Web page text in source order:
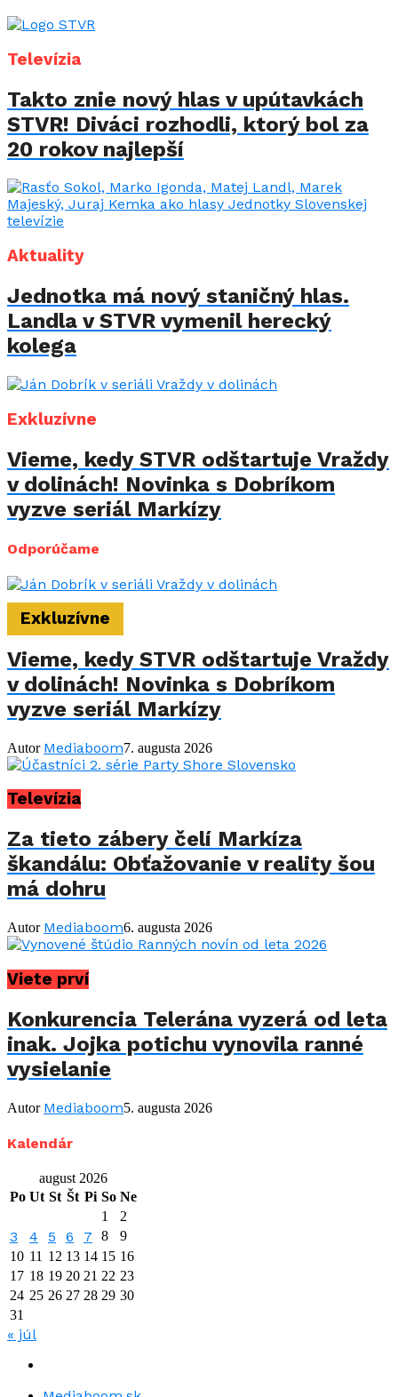
Televízia
Takto znie nový hlas v upútavkách
STVR! Diváci rozhodli, ktorý bol za
20 rokov najlepší
Aktuality
Jednotka má nový staničný hlas.
Landla v STVR vymenil herecký
kolega
Exkluzívne
Vieme, kedy STVR odštartuje Vraždy
v dolinách! Novinka s Dobríkom
vyzve seriál Markízy
Odporúčame
Exkluzívne
Vieme, kedy STVR odštartuje Vraždy
v dolinách! Novinka s Dobríkom
vyzve seriál Markízy
Autor Mediaboom7. augusta 2026
Televízia
Za tieto zábery čelí Markíza
škandálu: Obťažovanie v reality šou
má dohru
Autor Mediaboom6. augusta 2026
Viete prví
Konkurencia Telerána vyzerá od leta
inak. Jojka potichu vynovila ranné
vysielanie
Autor Mediaboom5. augusta 2026
Kalendár
august 2026
Po Ut St Št Pi So Ne
1
2
3 4 5 6 7 8
9
10 11 12 13 14 15 16
17 18 19 20 21 22 23
24 25 26 27 28 29 30
31
« júl